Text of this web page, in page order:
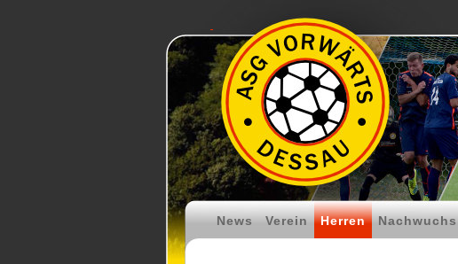
News Verein Herren Nachwuchs